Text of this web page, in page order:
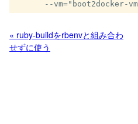
« ruby-buildをrbenvと組み合わ
せずに使う